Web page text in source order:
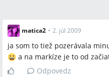
matica2 • 2. júl 2009
ja som to tiež pozerávala
a na markíze je to od
Odpovedz